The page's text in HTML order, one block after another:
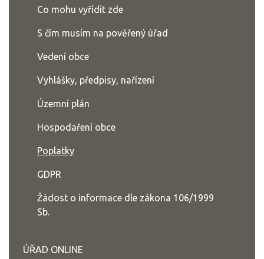
Co mohu vyřídit zde
S čím musím na pověřený úřad
Vedení obce
Vyhlášky, předpisy, nařízení
Územní plán
Hospodaření obce
Poplatky
GDPR
Žádost o informace dle zákona 106/1999
Sb.
ÚŘAD ONLINE